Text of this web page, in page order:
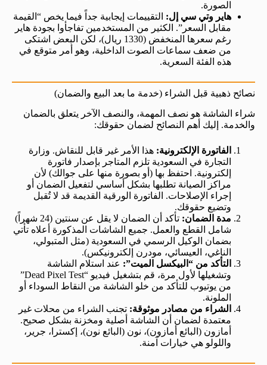
الصورة.
هاير وتي سي إل: التقييمات إيجابية جداً فيما يخص “القيمة
مقابل السعر”. الكثير من المستخدمين تفاجأوا بجودة هاير
رغم سعرها المنخفض (1330 ريال)، لكن البعض اشتكى
من ضعف سماعات الصوت الداخلية، وهو أمر متوقع في
هذه الفئة السعرية.
نصائح ذهبية قبل الشراء (خدمة ما بعد البيع والضمان)
شراء الشاشة هو نصف المهمة، والنصف الآخر يتعلق بالضمان
والخدمة. إليك أهم النصائح لضمان حقوقك:
الفاتورة الإلكترونية: هذا الأمر غير قابل للنقاش. وزارة
التجارة في السعودية تلزم المتاجر بإصدار فاتورة
إلكترونية. احتفظ بها (أو بصورة منها على جوالك) لأن
مراكز الصيانة تطلبها بشكل أساسي لتفعيل الضمان أو
إجراء الإصلاحات. الفاتورة الورقية القديمة قد لا تُقبل
وتضيع حقوقك.
مدة الضمان:
تأكد أن الضمان لا يقل عن سنتين (24 شهراً)
شامل القطع والعمل. جميع الشاشات المذكورة أعلاه تأتي
بضمان الوكيل الرسمي في السعودية (مثل المتبولي،
الناغي، العيسائي، مودرن إلكترونيكس).
التأكد من “البيكسل الميت”: عند استلام الشاشة
وتشغيلها لأول مرة، قم بتشغيل فيديو “Dead Pixel Test”
من يوتيوب للتأكد من خلو الشاشة من النقاط السوداء أو
الملونة.
الشراء من مصادر موثوقة: تجنب الشراء من محلات غير
معتمدة لضمان أن الشاشة أصلية ومخزنة بشكل صحيح.
أمازون (البائع أمازون)، نون (البائع نون)، إكسترا، جرير،
واللولو هي خيارات آمنة.